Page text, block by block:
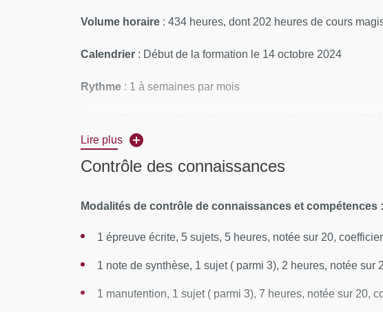
Volume horaire : 434 heures, dont 202 heures de cours
Calendrier : Début de la formation le 14 octobre 2024
Rythme : 1 à semaines par mois
CONTENUS PÉDAGOGIQUES
Module 2 - Adapter le contenu et les modalités
Module 3 - Créer et maintenir une relation de qualité avec
Module 4 - Informer et alerter l'entourage et les autres
Module 5 - Remettre en question sa posture
Lire plus
Contrôle des connaissances
Modalités de contrôle de connaissances et compétences :
1 épreuve écrite, 5 sujets, 5 heures, notée sur 20,
1 note de synthèse, 1 sujet ( parmi 3), 2 heures, notée sur
1 manutention, 1 sujet ( parmi 3), 7 heures, notée sur 20,